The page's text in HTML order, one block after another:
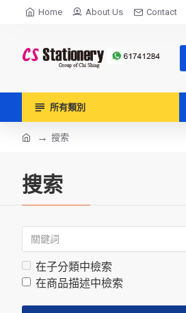
Home About Us Contact
所有類別
搜索
搜索
在子分類中檢索
在商品描述中檢索